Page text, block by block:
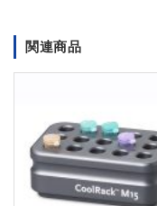
関連商品